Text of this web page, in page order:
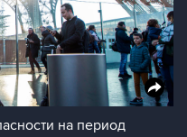
на период